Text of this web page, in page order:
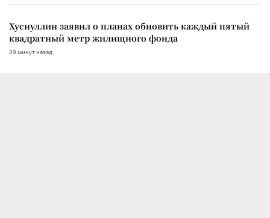
Хуснуллин заявил о планах обновить каждый пятый
квадратный метр жилищного фонда
39 минут назад